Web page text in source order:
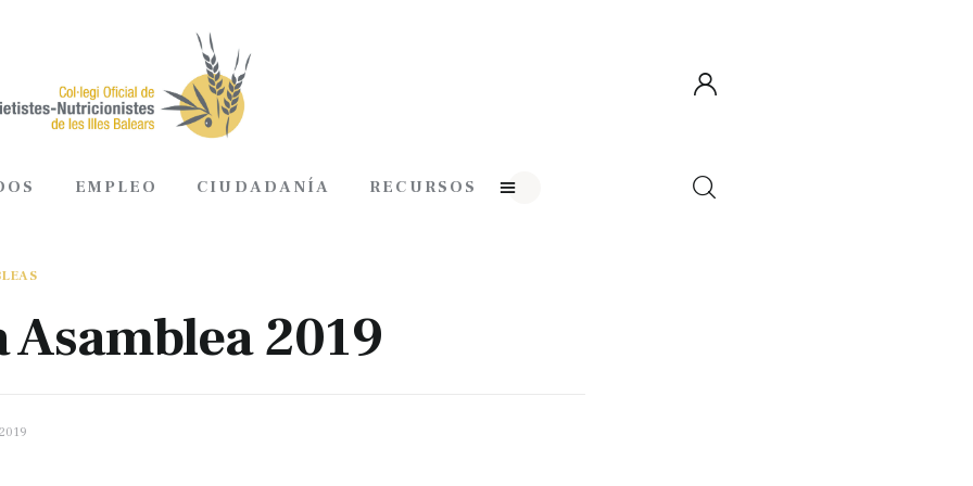
EMPLEO CIUDADANÍA RECURSOS
Asamblea 2019